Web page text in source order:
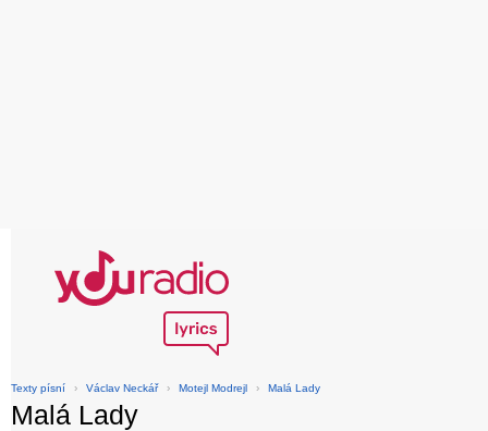
Texty písní › Václav Neckář › Motejl Modrejl › Malá Lady
Malá Lady